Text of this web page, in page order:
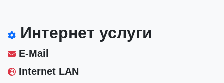
Интернет услуги
E-Mail
Internet LAN